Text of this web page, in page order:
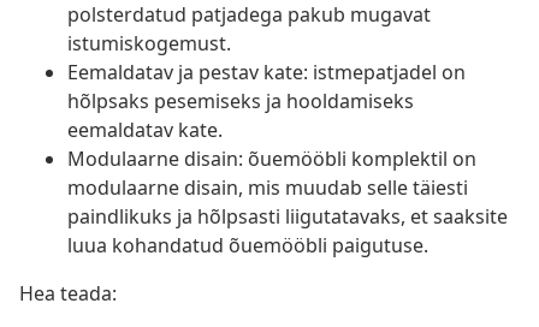
polsterdatud patjadega pakub mugavat
istumiskogemust.
Eemaldatav ja pestav kate: istmepatjadel on
hõlpsaks pesemiseks ja hooldamiseks
eemaldatav kate.
Modulaarne disain: õuemööbli komplektil on
modulaarne disain, mis muudab selle täiesti
paindlikuks ja hõlpsasti liigutatavaks, et saaksite
luua kohandatud õuemööbli paigutuse.
Hea teada: